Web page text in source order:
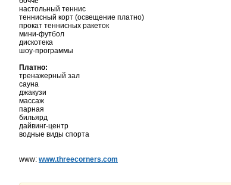
настольный теннис
теннисный корт (освещение платно)
прокат теннисных ракеток
мини-футбол
дискотека
шоу-программы
Платно:
тренажерный зал
сауна
джакузи
массаж
парная
бильярд
дайвинг-центр
водные виды спорта
www: www.threecorners.com